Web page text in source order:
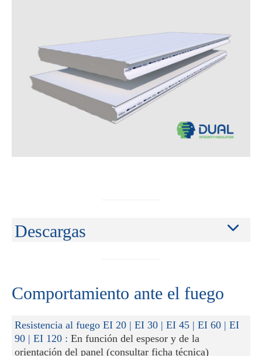
Descargas
Comportamiento ante el fuego
Resistencia al fuego EI 20 | EI 30 | EI 45 | EI 60 | EI
90 | EI 120 : En función del espesor y de la
orientación del panel (consultar ficha técnica)